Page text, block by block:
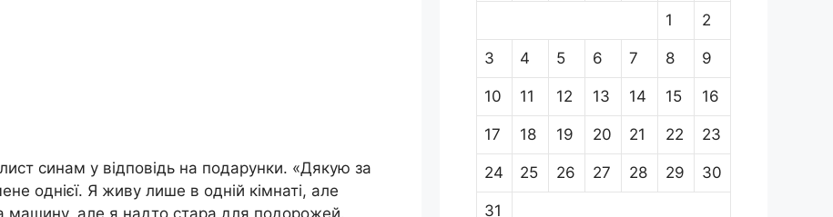
синам у відповідь на подарунки. «Дякую за
однієї. Я живу лише в одній кімнаті, але
1 2
3 4 5 6 7 8 9
10 11 12 13 14 15 16
17 18 19 20 21 22 23
24 25 26 27 28 29 30
31